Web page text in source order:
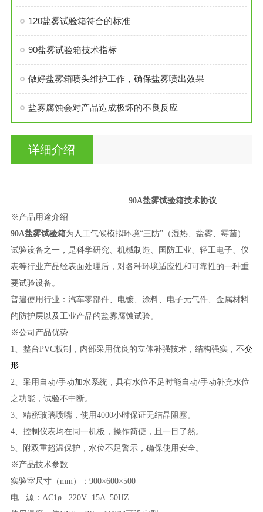
120盐雾试验箱符合的标准
90盐雾试验箱技术指标
做好盐雾箱喷头维护工作，确保盐雾喷出效果
盐雾腐蚀会对产品造成极坏的不良反应
详细介绍
90A盐雾试验箱技术协议
※产品用途介绍
90A盐雾试验箱为人工气候模拟环境“三防”（湿热、盐雾、霉菌）
试验设备之一，是科学研究、机械制造、国防工业、轻工电子、仪
表等行业产品经表面处理后，对各种环境适应性和可靠性的一种重
要试验设备。
普遍使用行业：汽车零部件、电镀、涂料、电子元气件、金属材料
的防护层以及工业产品的盐雾腐蚀试验。
※公司产品优势
1、整台PVC板制，内部采用优良的立体补强技术，结构强实，不变
形
2、采用自动/手动加水系统，具有水位不足时能自动/手动补充水位
之功能，试验不中断。
3、精密玻璃喷嘴，使用4000小时保证无结晶阻塞。
4、控制仪表均在同一机板，操作简便，且一目了然。
5、附双重超温保护，水位不足警示，确保使用安全。
※产品技术参数
实验室尺寸（mm）：900×600×500
电
源： AC1ø 220V 15A 50HZ